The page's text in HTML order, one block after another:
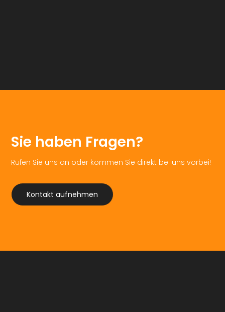
Sie haben Fragen?
Rufen Sie uns an oder kommen Sie direkt bei uns vorbei!
Kontakt aufnehmen